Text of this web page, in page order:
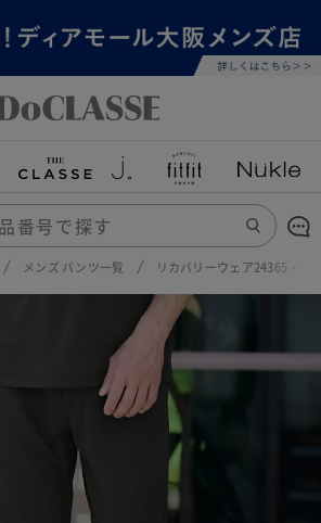
メンズ パンツ一覧 リカバリーウェア24365・天